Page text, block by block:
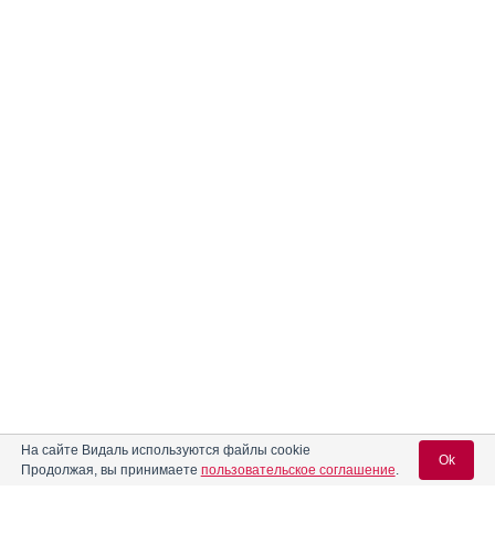
На сайте Видаль используются файлы cookie
Продолжая, вы принимаете пользовательское соглашение.
Ok